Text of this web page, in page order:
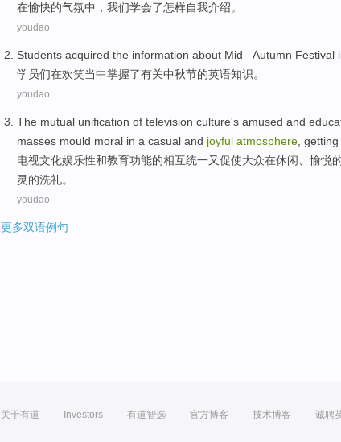
在愉快的气氛中 ， 我们学会了怎样自我介绍。
youdao
Students acquired the information about Mid –Autumn Festival
学员们在欢笑当中掌握了有关中秋节的英语知识。
youdao
The mutual unification of television culture's amused and
masses mould moral in a casual and joyful atmosphere getting
电视文化娱乐性和教育功能的相互统一又促使大众在休闲 、愉悦
灵的洗礼。
youdao
更多双语例句
关于有道 Investors 有道智选 官方博客 技术博客 诚聘